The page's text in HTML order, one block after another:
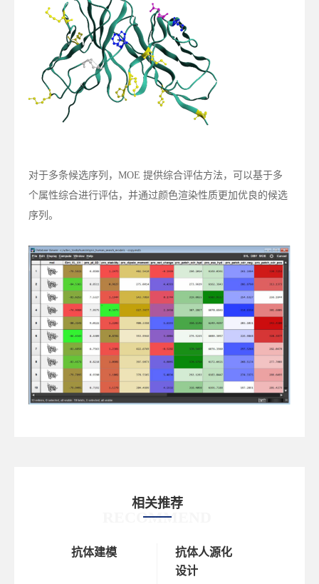
对于多条候选序列，MOE 提供综合评估方法，可以基于多
个属性综合进行评估，并通过颜色渲染性质更加优良的候选
序列。
相关推荐
RECOMMEND
抗体建模
抗体人源化
设计